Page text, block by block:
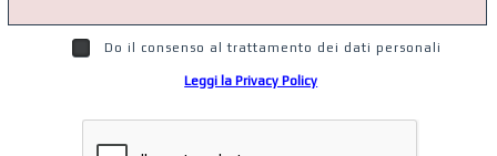
Do il consenso al trattamento dei dati personali
Leggi la Privacy Policy